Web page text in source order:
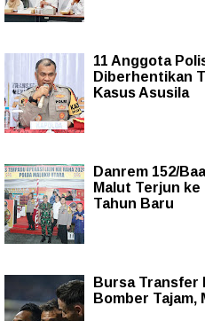
11 Anggota
Diberhentikan
Kasus Asusila
Danrem 152/
Malut Terjun
Tahun Baru
Bursa Transfer
Bomber Tajam,